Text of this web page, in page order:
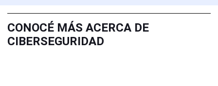
CONOCÉ MÁS ACERCA DE
CIBERSEGURIDAD